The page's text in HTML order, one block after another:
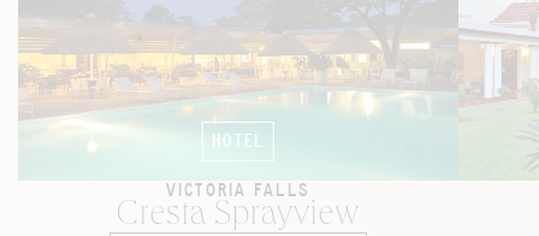
HOTEL
VICTORIA FALLS
Cresta Sprayview